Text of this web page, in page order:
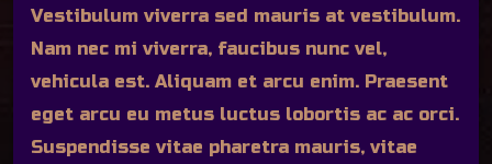
Vestibulum viverra sed mauris at vestibulum.
Nam nec mi viverra, faucibus nunc vel,
vehicula est. Aliquam et arcu enim. Praesent
eget arcu eu metus luctus lobortis ac ac orci.
Suspendisse vitae pharetra mauris, vitae